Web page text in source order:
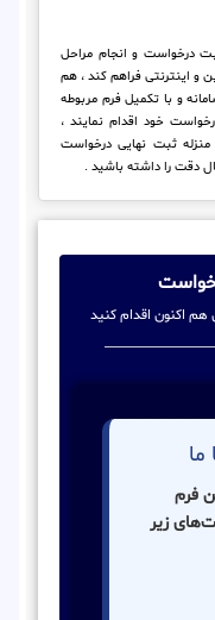
درخواست و انجام مراحل
و اینترنتی فراهم کند ، هم
و با تکمیل فرم مربوطه
خود اقدام نمایند ،
ثبت نهایی درخواست
دقت را داشته باشید .
هم اکنون اقدام کنید
فرم
زیر